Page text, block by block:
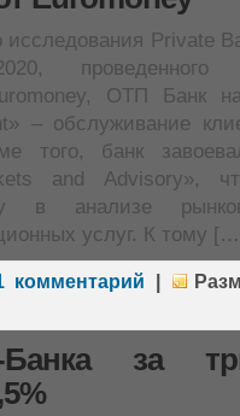
исследования Private
проведенного
ОТП Банк
– обслуживание
того, банк
and Advisory»,
в анализе
услуг. К тому
комментарий
за